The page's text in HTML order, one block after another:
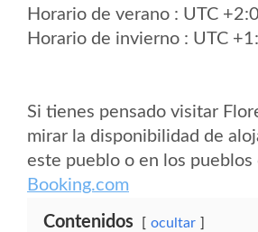
Horario de verano : UTC
Horario de invierno : UTC
Si tienes pensado visitar
mirar la disponibilidad de
este pueblo o en los pueblos
Booking.com
Contenidos ocultar